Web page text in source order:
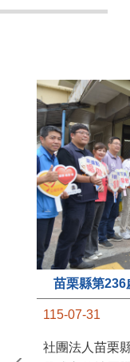
苗栗縣第236
115-07-31
社團法人苗栗